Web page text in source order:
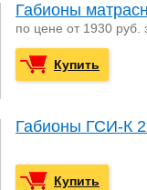
Габионы
по цене от 1930 руб.
Купить
Габионы ГСИ-К
Купить